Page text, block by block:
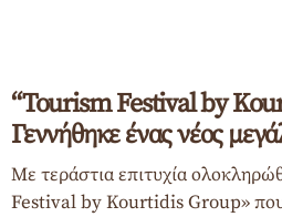
“Tourism Festival by
Γεννήθηκε ένας νέος
Με τεράστια επιτυχία
Festival by Kourtidis Group»